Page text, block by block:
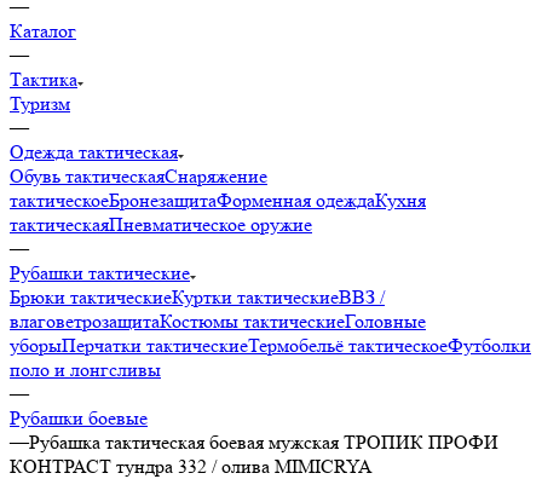
—
Каталог
—
Тактика
Туризм
—
Одежда тактическая
Обувь тактическаяСнаряжение
тактическоеБронезащитаФорменная одеждаКухня
тактическаяПневматическое оружие
—
Рубашки тактические
Брюки тактическиеКуртки тактическиеВВЗ /
влаговетрозащитаКостюмы тактическиеГоловные
уборыПерчатки тактическиеТермобельё тактическоеФутболки
поло и лонгсливы
—
Рубашки боевые
—Рубашка тактическая боевая мужская ТРОПИК ПРОФИ
КОНТРАСТ тундра 332 / олива MIMICRYA